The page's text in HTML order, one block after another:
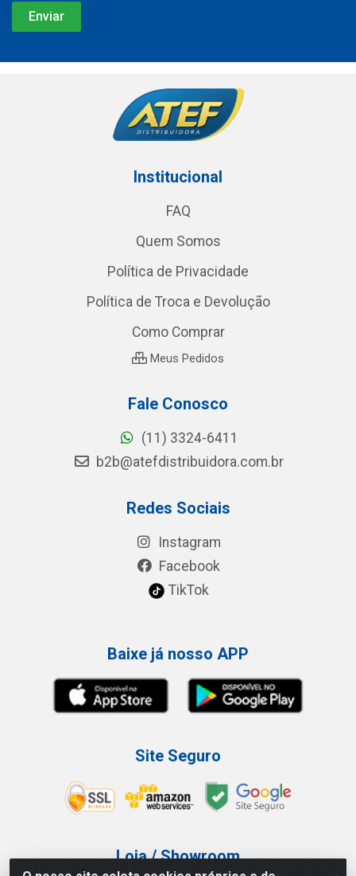
Institucional
FAQ
Quem Somos
Política de Privacidade
Política de Troca e Devolução
Como Comprar
Meus Pedidos
Fale Conosco
(11) 3324-6411
b2b@atefdistribuidora.com.br
Redes Sociais
Instagram
Facebook
TikTok
Baixe já nosso APP
Site Seguro
Loja / Showroom